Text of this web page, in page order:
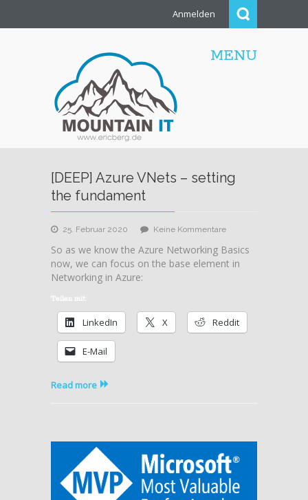
Anmelden
MENU
[DEEP] Azure VNets – setting
the fundament
25. Februar 2020 Keine Kommentarezu
Azure
VNets
the
fundament
So as we know the Azure Networking Basics
now, we can focus on the base element in
Networking in Azure:
Teilen mit:
LinkedIn X Reddit
E-Mail
Read more